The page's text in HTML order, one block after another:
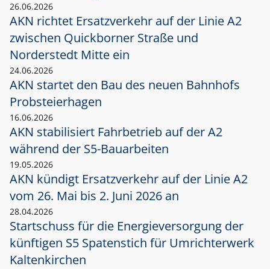
26.06.2026
AKN richtet Ersatzverkehr auf der Linie A2
zwischen Quickborner Straße und
Norderstedt Mitte ein
24.06.2026
AKN startet den Bau des neuen Bahnhofs
Probsteierhagen
16.06.2026
AKN stabilisiert Fahrbetrieb auf der A2
während der S5-Bauarbeiten
19.05.2026
AKN kündigt Ersatzverkehr auf der Linie A2
vom 26. Mai bis 2. Juni 2026 an
28.04.2026
Startschuss für die Energieversorgung der
künftigen S5 Spatenstich für Umrichterwerk
Kaltenkirchen